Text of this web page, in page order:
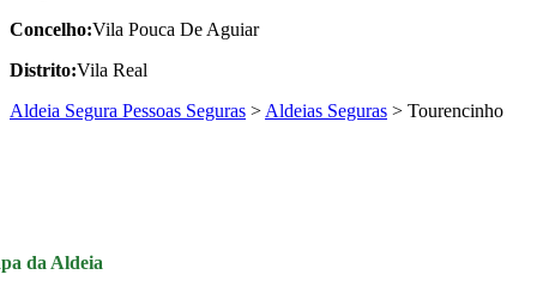
Concelho:Vila Pouca De Aguiar
Distrito:Vila Real
Aldeia Segura Pessoas Seguras > Aldeias Seguras > Tourencinho
da Aldeia